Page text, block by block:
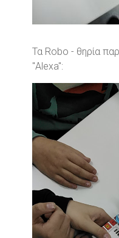
Τα Robo - θηρία
"Alexa":
Video
Player